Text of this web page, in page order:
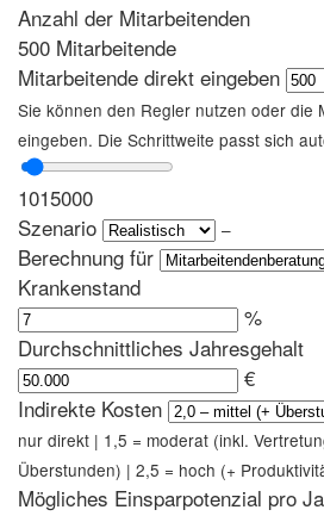
Anzahl der Mitarbeitenden
500 Mitarbeitende
Mitarbeitende direkt eingeben
Sie können den Regler nutzen oder die
eingeben. Die Schrittweite passt sich
1015000
Szenario
–
Berechnung für
Krankenstand
%
Durchschnittliches Jahresgehalt
€
Indirekte Kosten
nur direkt | 1,5 = moderat (inkl.
Überstunden) | 2,5 = hoch (+
Mögliches Einsparpotenzial pro